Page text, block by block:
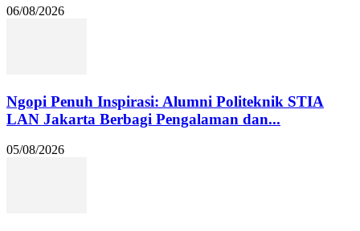
06/08/2026
Ngopi Penuh Inspirasi: Alumni Politeknik STIA
LAN Jakarta Berbagi Pengalaman dan...
05/08/2026